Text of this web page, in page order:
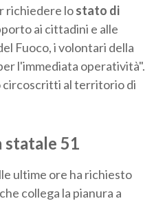
richiedere lostato di
ai cittadini e alle
Fuoco, i volontari della
l'immediata operatività".
circoscritti al territorio di
statale 51
ultime ore ha richiesto
che collega la pianura a